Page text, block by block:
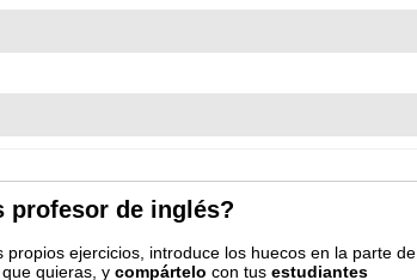
profesor de inglés?
propios ejercicios, introduce los huecos en la parte de
quieras, y compártelo con tus estudiantes